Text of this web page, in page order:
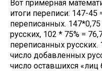
Вот примерная
итоги переписи: 147-
переписанных.
русских, 102 * 75% =
переписанных
число добавленных
число оставшихся «лиц